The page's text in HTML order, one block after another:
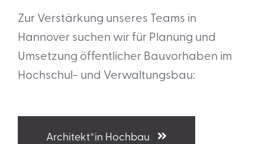
Zur Verstärkung unseres Teams in
Hannover suchen wir für Planung und
Umsetzung öffentlicher Bauvorhaben im
Hochschul- und Verwaltungsbau:
Architekt*in Hochbau